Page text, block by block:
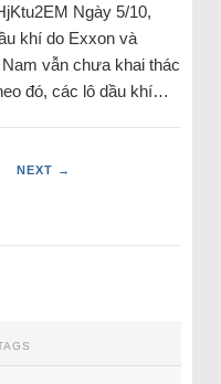
Ngày 5/10,
khí do Exxon và
vẫn chưa khai thác
đó, các lô dầu khí…
NEXT →